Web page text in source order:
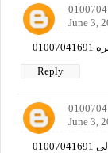
June 3,
Reply
June 3,